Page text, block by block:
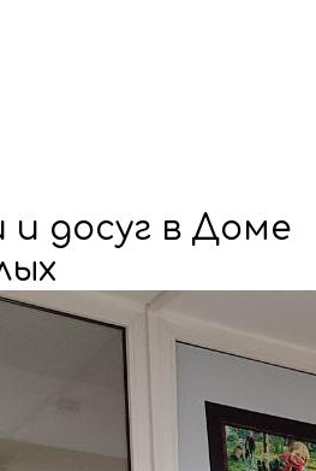
и досуг в Доме